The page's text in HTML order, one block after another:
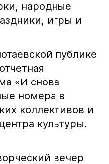
народные
игры и
публике
«И снова
номера в
коллективов и
культуры.
вечер